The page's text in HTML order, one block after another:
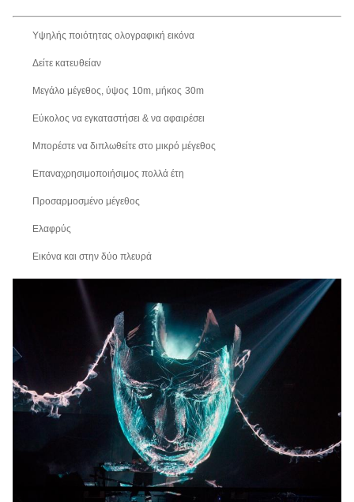
Υψηλής ποιότητας ολογραφική εικόνα
Δείτε κατευθείαν
Μεγάλο μέγεθος, ύψος 10m , μήκος 30m
Εύκολος να εγκαταστήσει & να αφαιρέσει
Μπορέστε να διπλωθείτε στο μικρό μέγεθος
Επαναχρησιμοποιήσιμος πολλά έτη
Προσαρμοσμένο μέγεθος
Ελαφρύς
Εικόνα και στην δύο πλευρά